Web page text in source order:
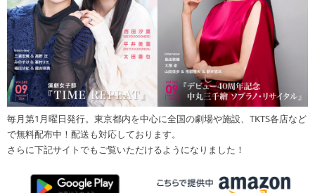
毎月第1月曜日発行。東京都内を中心に全国の劇場や施設、TKTS各店など
で無料配布中！配送も対応しております。
さらに下記サイトでもご覧いただけるようになりました！